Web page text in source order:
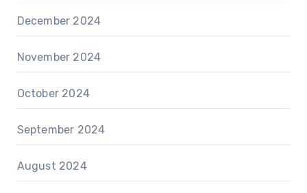
December 2024
November 2024
October 2024
September 2024
August 2024